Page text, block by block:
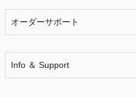
オーダーサポート
Info ＆ Support